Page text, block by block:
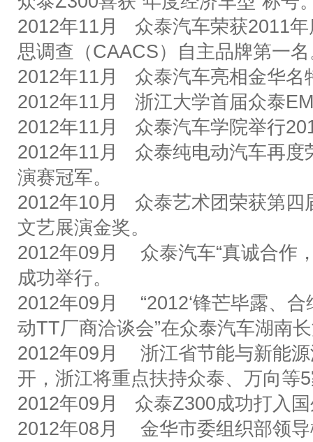
2012年11月 众泰汽车荣获2011年
思调查（CAACS）自主品牌第一
2012年11月
众泰汽车亮相金华名
2012年11月 浙江大学首届众泰
2012年11月 众泰汽车学院举行
2012年11月
众泰纯电动汽车再度
演赛冠军。
2012年10月
众泰艺术团荣获第四
文艺展演金奖。
2012年09月 众泰汽车“真诚合作
成功举行。
2012年09月 “2012‘锋芒毕露、合
动TT厂商洽谈会”在众泰汽车湖南
2012年09月
浙江省节能与新能
开，浙江将重点扶持众泰、万向等5
2012年09月 众泰Z300成功打入
2012年08月
金华市委组织部领